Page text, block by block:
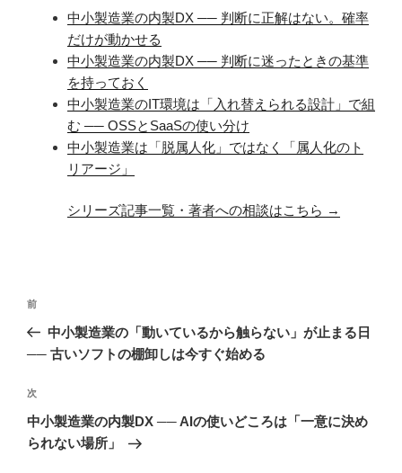
中小製造業の内製DX ── 判断に正解はない。確率
だけが動かせる
中小製造業の内製DX ── 判断に迷ったときの基準
を持っておく
中小製造業のIT環境は「入れ替えられる設計」で組
む ── OSSとSaaSの使い分け
中小製造業は「脱属人化」ではなく「属人化のト
リアージ」
シリーズ記事一覧・著者への相談はこちら →
投
ゲ
ー
シ
前
の
前
中小製造業の「動いているから触らない」が止まる日
── 古いソフトの棚卸しは今すぐ始める
次
の
投
次
中小製造業の内製DX ── AIの使いどころは「一意に決め
られない場所」